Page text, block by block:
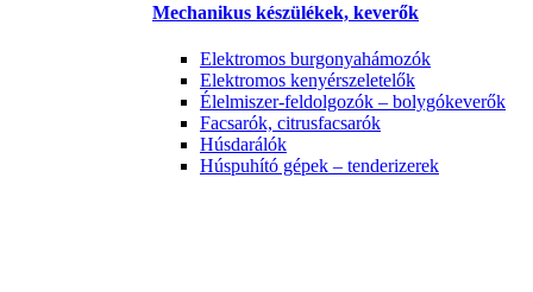
Mechanikus készülékek, keverők
Elektromos burgonyahámozók
Elektromos kenyérszeletelők
Élelmiszer-feldolgozók – bolygókeverők
Facsarók, citrusfacsarók
Húsdarálók
Húspuhító gépek – tenderizerek